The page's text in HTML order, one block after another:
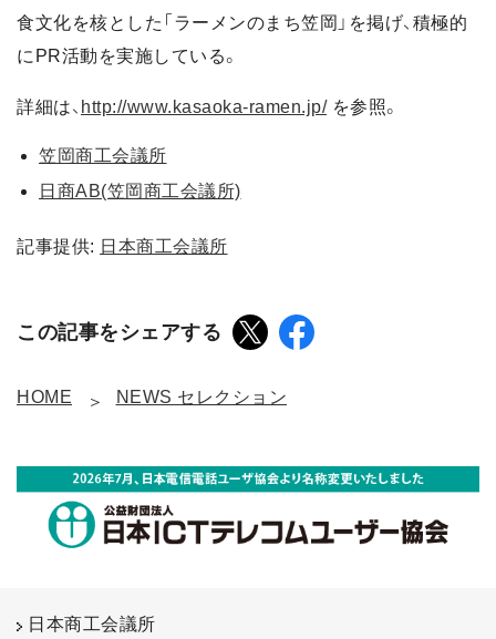
食文化を核とした「ラーメンのまち笠岡」を掲げ、積極的
にPR活動を実施している。
詳細は、 http://www.kasaoka-ramen.jp/を参照。
笠岡商工会議所
日商AB(笠岡商工会議所)
記事提供: 日本商工会議所
この記事をシェアする
HOME NEWS セレクション
日本商工会議所